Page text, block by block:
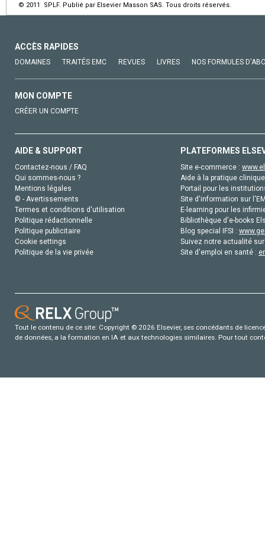
© 2011 SPLF. Publié par Elsevier Masson SAS. Tous droits réservés.
ACCÈS RAPIDES
DOMAINES TRAITÉS EMC REVUES LIVRES NOS FORMULES
MON COMPTE
CRÉER UN COMPTE
AIDE & SUPPORT
Contactez-nous / FAQ
Qui sommes-nous ?
Mentions légales
© - Avertissements
Termes et conditions d'utilisation
Politique rédactionnelle
Politique publicitaire
Cookie settings
Politique de la vie privée
PLATEFORMES
Site e-commerce :
Aide à la pratique
Portail pour les
Site d'information sur
E-learning pour les
Bibliothèque d'e-books
Blog special IFSI :
Suivez notre actualité
Site d'emploi en santé :
Tout le contenu de ce site: Copyright © 2026 Elsevier, ses concédants de
de données, a la formation en IA et aux technologies similaires. Pour tout